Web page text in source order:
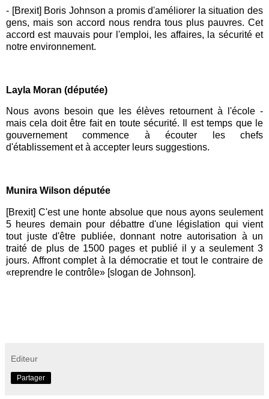
- [Brexit] Boris Johnson a promis d'améliorer la situation des
gens, mais son accord nous rendra tous plus pauvres. Cet
accord est mauvais pour l'emploi, les affaires, la sécurité et
notre environnement.
Layla Moran (députée)
Nous avons besoin que les élèves retournent à l'école -
mais cela doit être fait en toute sécurité. Il est temps que le
gouvernement commence à écouter les chefs
d'établissement et à accepter leurs suggestions.
Munira Wilson députée
[Brexit] C'est une honte absolue que nous ayons seulement
5 heures demain pour débattre d'une législation qui vient
tout juste d'être publiée, donnant notre autorisation à un
traité de plus de 1500 pages et publié il y a seulement 3
jours. Affront complet à la démocratie et tout le contraire de
«reprendre le contrôle» [slogan de Johnson].
Editeur
Partager